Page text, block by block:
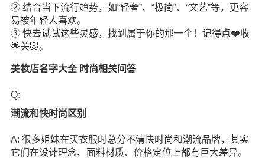
② 结合当下流行趋势，如“轻奢”、“极简”、“文艺”等，更容
易被年轻人喜欢。
③ 快去试试这些灵感，找到属于你的那一个！记得点❤️收
🌟关🐷。
美妆店名字大全 时尚相关问答
Q:
潮流和快时尚区别
A: 很多姐妹在买衣服时总分不清快时尚和潮流品牌，其实
它们在设计理念、面料材质、价格定位上都有巨大差异。